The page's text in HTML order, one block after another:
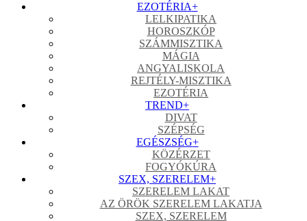
EZOTÉRIA+
LELKIPATIKA
HOROSZKÓP
SZÁMMISZTIKA
MÁGIA
ANGYALISKOLA
REJTÉLY-MISZTIKA
EZOTÉRIA
TREND+
DIVAT
SZÉPSÉG
EGÉSZSÉG+
KÖZÉRZET
FOGYÓKÚRA
SZEX, SZERELEM+
SZERELEM LAKAT
AZ ÖRÖK SZERELEM LAKATJA
SZEX, SZERELEM